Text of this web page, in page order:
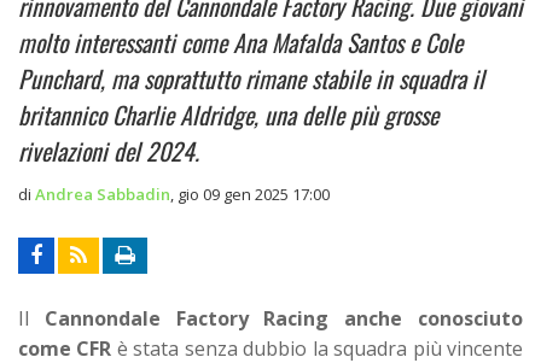
molto interessanti come Ana Mafalda Santos e Cole
Punchard, ma soprattutto rimane stabile in squadra il
britannico Charlie Aldridge, una delle più grosse
rivelazioni del 2024.
di Andrea Sabbadin gio 09 gen 2025 17:00
Il Cannondale Factory Racing anche conosciuto
come CFR è stata senza dubbio la squadra più vincente